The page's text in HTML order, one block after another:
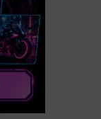
の使い方とコツ
公式チャンネル